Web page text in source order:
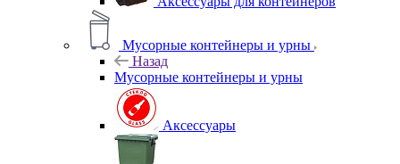
Мусорные контейнеры и урны
Назад
Мусорные контейнеры и урны
Аксессуары